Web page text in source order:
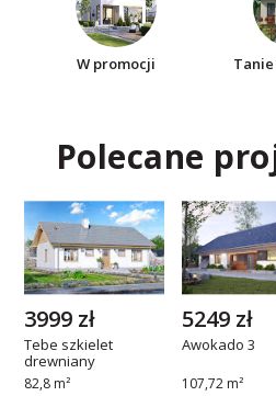
W promocji
Polecane
Tebe szkielet
drewniany
82,8 m²
3999 zł
Awokado 3
107,72 m²
5249 zł